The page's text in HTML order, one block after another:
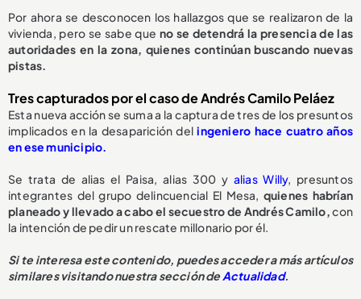
Por ahora se desconocen los hallazgos que se realizaron de la
vivienda, pero se sabe que no se detendrá la presencia de las
autoridades en la zona, quienes continúan buscando nuevas
pistas.
Tres capturados por el caso de Andrés Camilo Peláez
Esta nueva acción se suma a la captura de tres de los presuntos
implicados en la desaparición delingeniero hace cuatro años
en ese municipio.
Se trata de alias el Paisa, alias 300 y alias Willy, presuntos
integrantes del grupo delincuencial El Mesa, quienes habrían
planeado y llevado a cabo el secuestro de Andrés Camilo,con
la intención de pedir un rescate millonario por él.
Si te interesa este contenido, puedes acceder a más artículos
similares visitando nuestra sección deActualidad.